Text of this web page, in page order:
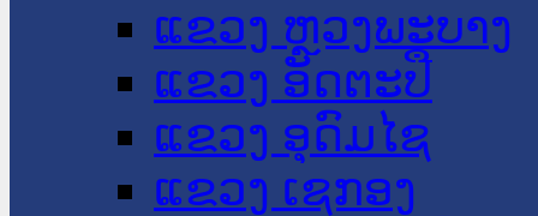
ແຂວງ ຫຼວງພະບາງ
ແຂວງ ອັດຕະປື
ແຂວງ ອຸດົມໄຊ
ແຂວງ ເຊກອງ